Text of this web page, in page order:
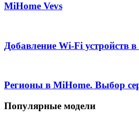
MiHome Vevs
Добавление Wi-Fi устройств
Регионы в MiHome. Выбор
Популярные модели